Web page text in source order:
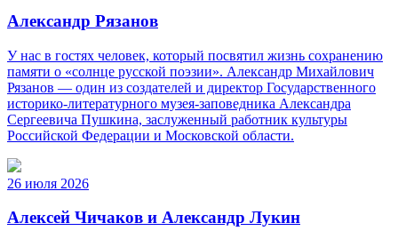
Александр Рязанов
У нас в гостях человек, который посвятил жизнь сохранению
памяти о «солнце русской поэзии». Александр Михайлович
Рязанов — один из создателей и директор Государственного
историко‑литературного музея‑заповедника Александра
Сергеевича Пушкина, заслуженный работник культуры
Российской Федерации и Московской области.
26 июля 2026
Алексей Чичаков и Александр Лукин